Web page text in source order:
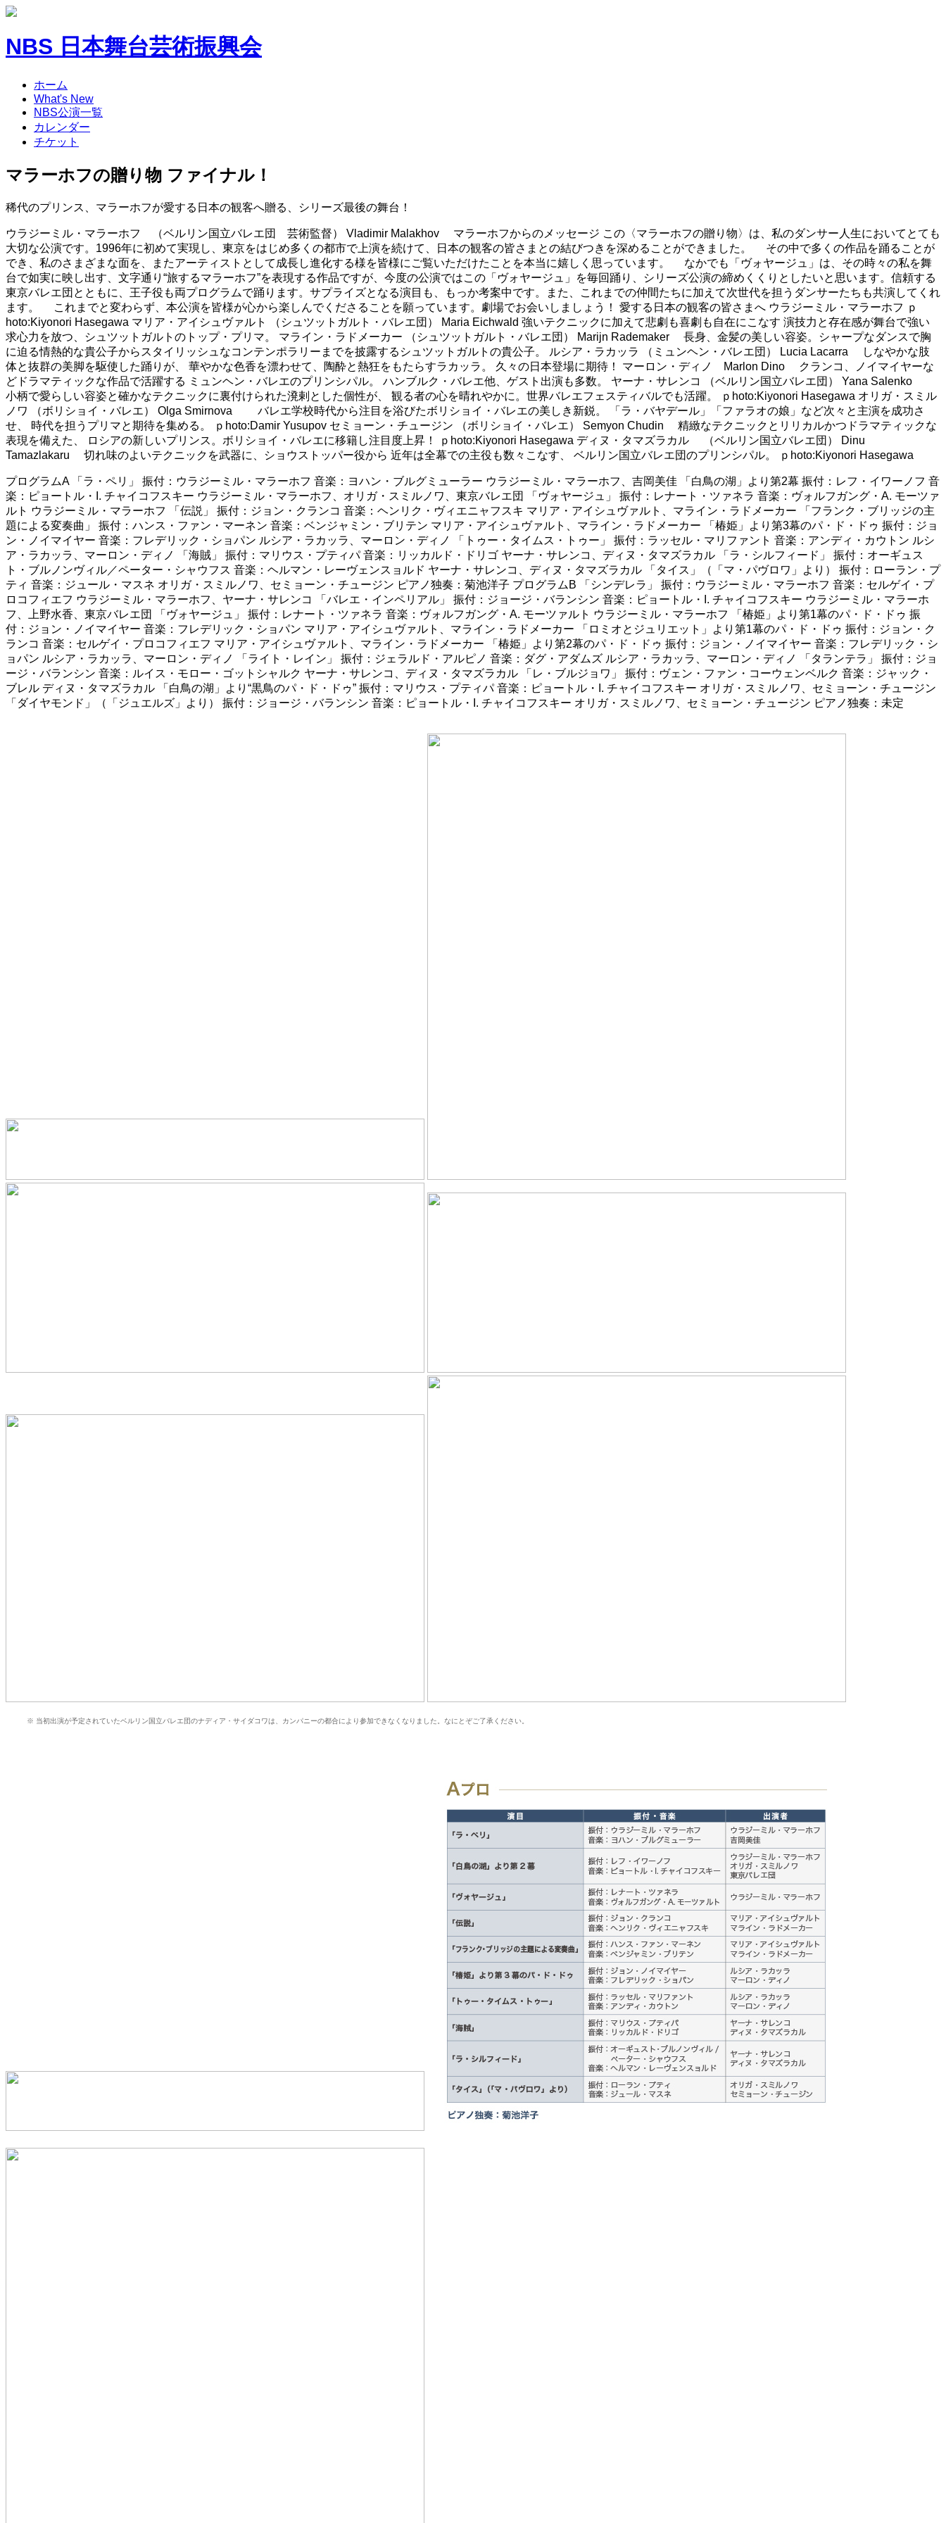
NBS 日本舞台芸術振興会
ホーム
What's New
NBS公演一覧
カレンダー
チケット
マラーホフの贈り物 ファイナル！
稀代のプリンス、マラーホフが愛する日本の観客へ贈る、シリーズ最後の舞台！
ウラジーミル・マラーホフ （ベルリン国立バレエ団 芸術監督） Vladimir Malakhov マラーホフからのメッセージ この〈マラーホフの贈り物〉は、私のダンサー人生においてとても
大切な公演です。1996年に初めて実現し、東京をはじめ多くの都市で上演を続けて、日本の観客の皆さまとの結びつきを深めることができました。 その中で多くの作品を踊ることが
でき、私のさまざまな面を、またアーティストとして成長し進化する様を皆様にご覧いただけたことを本当に嬉しく思っています。 なかでも「ヴォヤージュ」は、その時々の私を舞
台で如実に映し出す、文字通り“旅するマラーホフ”を表現する作品ですが、今度の公演ではこの「ヴォヤージュ」を毎回踊り、シリーズ公演の締めくくりとしたいと思います。信頼する
東京バレエ団とともに、王子役も両プログラムで踊ります。サプライズとなる演目も、もっか考案中です。また、これまでの仲間たちに加えて次世代を担うダンサーたちも共演してくれ
ます。 これまでと変わらず、本公演を皆様が心から楽しんでくださることを願っています。劇場でお会いしましょう！ 愛する日本の観客の皆さまへ ウラジーミル・マラーホフ ｐ
hoto:Kiyonori Hasegawa マリア・アイシュヴァルト （シュツットガルト・バレエ団） Maria Eichwald 強いテクニックに加えて悲劇も喜劇も自在にこなす 演技力と存在感が舞台で強い
求心力を放つ、シュツットガルトのトップ・プリマ。 マライン・ラドメーカー （シュツットガルト・バレエ団） Marijn Rademaker 長身、金髪の美しい容姿。シャープなダンスで胸
に迫る情熱的な貴公子からスタイリッシュなコンテンポラリーまでを披露するシュツットガルトの貴公子。 ルシア・ラカッラ （ミュンヘン・バレエ団） Lucia Lacarra しなやかな肢
体と抜群の美脚を駆使した踊りが、 華やかな色香を漂わせて、陶酔と熱狂をもたらすラカッラ。 久々の日本登場に期待！ マーロン・ディノ Marlon Dino クランコ、ノイマイヤーな
どドラマティックな作品で活躍する ミュンヘン・バレエのプリンシパル。 ハンブルク・バレエ他、ゲスト出演も多数。 ヤーナ・サレンコ （ベルリン国立バレエ団） Yana Salenko
小柄で愛らしい容姿と確かなテクニックに裏付けられた溌剌とした個性が、 観る者の心を晴れやかに。世界バレエフェスティバルでも活躍。 ｐhoto:Kiyonori Hasegawa オリガ・スミル
ノワ （ボリショイ・バレエ） Olga Smirnova バレエ学校時代から注目を浴びたボリショイ・バレエの美しき新鋭。 「ラ・バヤデール」「ファラオの娘」など次々と主演を成功さ
せ、 時代を担うプリマと期待を集める。 ｐhoto:Damir Yusupov セミョーン・チュージン （ボリショイ・バレエ） Semyon Chudin 精緻なテクニックとリリカルかつドラマティックな
表現を備えた、 ロシアの新しいプリンス。ボリショイ・バレエに移籍し注目度上昇！ ｐhoto:Kiyonori Hasegawa ディヌ・タマズラカル （ベルリン国立バレエ団） Dinu
Tamazlakaru 切れ味のよいテクニックを武器に、ショウストッパー役から 近年は全幕での主役も数々こなす、 ベルリン国立バレエ団のプリンシパル。 ｐhoto:Kiyonori Hasegawa
プログラムA 「ラ・ペリ」 振付：ウラジーミル・マラーホフ 音楽：ヨハン・ブルグミューラー ウラジーミル・マラーホフ、吉岡美佳 「白鳥の湖」より第2幕 振付：レフ・イワーノフ 音
楽：ピョートル・I. チャイコフスキー ウラジーミル・マラーホフ、オリガ・スミルノワ、東京バレエ団 「ヴォヤージュ」 振付：レナート・ツァネラ 音楽：ヴォルフガング・A. モーツァ
ルト ウラジーミル・マラーホフ 「伝説」 振付：ジョン・クランコ 音楽：ヘンリク・ヴィエニャフスキ マリア・アイシュヴァルト、マライン・ラドメーカー 「フランク・ブリッジの主
題による変奏曲」 振付：ハンス・ファン・マーネン 音楽：ベンジャミン・ブリテン マリア・アイシュヴァルト、マライン・ラドメーカー 「椿姫」より第3幕のパ・ド・ドゥ 振付：ジョ
ン・ノイマイヤー 音楽：フレデリック・ショパン ルシア・ラカッラ、マーロン・ディノ 「トゥー・タイムス・トゥー」 振付：ラッセル・マリファント 音楽：アンディ・カウトン ルシ
ア・ラカッラ、マーロン・ディノ 「海賊」 振付：マリウス・プティパ 音楽：リッカルド・ドリゴ ヤーナ・サレンコ、ディヌ・タマズラカル 「ラ・シルフィード」 振付：オーギュス
ト・ブルノンヴィル／ペーター・シャウフス 音楽：ヘルマン・レーヴェンスョルド ヤーナ・サレンコ、ディヌ・タマズラカル 「タイス」（「マ・パヴロワ」より） 振付：ローラン・プ
ティ 音楽：ジュール・マスネ オリガ・スミルノワ、セミョーン・チュージン ピアノ独奏：菊池洋子 プログラムB 「シンデレラ」 振付：ウラジーミル・マラーホフ 音楽：セルゲイ・プ
ロコフィエフ ウラジーミル・マラーホフ、ヤーナ・サレンコ 「バレエ・インペリアル」 振付：ジョージ・バランシン 音楽：ピョートル・I. チャイコフスキー ウラジーミル・マラーホ
フ、上野水香、東京バレエ団 「ヴォヤージュ」 振付：レナート・ツァネラ 音楽：ヴォルフガング・A. モーツァルト ウラジーミル・マラーホフ 「椿姫」より第1幕のパ・ド・ドゥ 振
付：ジョン・ノイマイヤー 音楽：フレデリック・ショパン マリア・アイシュヴァルト、マライン・ラドメーカー 「ロミオとジュリエット」より第1幕のパ・ド・ドゥ 振付：ジョン・ク
ランコ 音楽：セルゲイ・プロコフィエフ マリア・アイシュヴァルト、マライン・ラドメーカー 「椿姫」より第2幕のパ・ド・ドゥ 振付：ジョン・ノイマイヤー 音楽：フレデリック・シ
ョパン ルシア・ラカッラ、マーロン・ディノ 「ライト・レイン」 振付：ジェラルド・アルピノ 音楽：ダグ・アダムズ ルシア・ラカッラ、マーロン・ディノ 「タランテラ」 振付：ジョ
ージ・バランシン 音楽：ルイス・モロー・ゴットシャルク ヤーナ・サレンコ、ディヌ・タマズラカル 「レ・ブルジョワ」 振付：ヴェン・ファン・コーウェンベルク 音楽：ジャック・
ブレル ディヌ・タマズラカル 「白鳥の湖」より“黒鳥のパ・ド・ドゥ” 振付：マリウス・プティパ 音楽：ピョートル・I. チャイコフスキー オリガ・スミルノワ、セミョーン・チュージン
「ダイヤモンド」（「ジュエルズ」より） 振付：ジョージ・バランシン 音楽：ピョートル・I. チャイコフスキー オリガ・スミルノワ、セミョーン・チュージン ピアノ独奏：未定
※ 当初出演が予定されていたベルリン国立バレエ団のナディア・サイダコワは、カンパニーの都合により参加できなくなりました。なにとぞご了承ください。